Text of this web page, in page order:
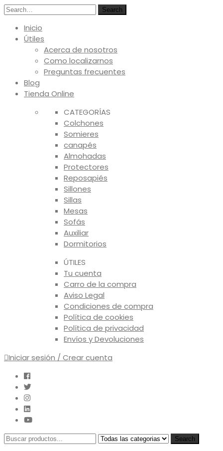
Search
Inicio
Útiles
Acerca de nosotros
Como localizarnos
Preguntas frecuentes
Blog
Tienda Online
CATEGORÍAS
Colchones
Somieres
canapés
Almohadas
Protectores
Reposapiés
Sillones
Sillas
Mesas
Sofás
Auxiliar
Dormitorios
ÚTILES
Tu cuenta
Carro de la compra
Aviso Legal
Condiciones de compra
Política de cookies
Política de privacidad
Envíos y Devoluciones
Iniciar sesión / Crear cuenta
Search